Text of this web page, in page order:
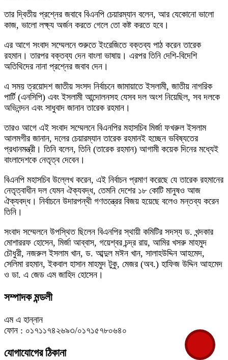
তার দ্বিতীয় প্রশ্নের জবাবে বিএনপি চেয়ারম্যান বলেন, আর যেকোনো ভালো
কাজ, ভালো লক্ষ্য অর্জন করতে গেলে তো কষ্ট করতে হবে।
এর আগে সংবাদ সম্মেলনে শুরুতে ইংরেজিতে বক্তব্য পাঠ করেন তারেক
রহমান। তারপর বক্তব্য দেন বাংলা ভাষায়। এরপর তিনি দেশি-বিদেশি
অতিথিদের নানা প্রশ্নের জবাব দেন।
এ সময় ত্রয়োদশ জাতীয় সংসদ নির্বাচনে জামায়াতে ইসলামী, জাতীয় নাগরিক
পার্টি (এনসিপি) এবং ইসলামী আন্দোলনসহ যেসব দল অংশ নিয়েছিল, সব দলকে
অভিনন্দন এবং সাধুবাদ জানান তারেক রহমান।
তারও আগে এই সংবাদ সম্মেলনে বিএনপির মহাসচিব মির্জা ফখরুল ইসলাম
আলমগীর জানান, দলের চেয়ারম্যান তারেক রহমানই হচ্ছেন ভবিষ্যতের
প্রধানমন্ত্রী। তিনি বলেন, তিনি (তারেক রহমান) আগামী কয়েক দিনের মধ্যেই
বাংলাদেশকে নেতৃত্ব দেবেন।
বিএনপি মহাসচিব উল্লেখ করেন, এই নির্বাচন প্রমাণ করেছে যে তারেক রহমানের
নেতৃত্বাধীন দল যেমন ঐক্যবদ্ধ, তেমনি দেশের ১৮ কোটি মানুষও আজ
ঐক্যবদ্ধ। নির্বাচনে উদারপন্থী গণতন্ত্রের বিজয় হয়েছে বলেও মন্তব্য করেন
তিনি।
সংবাদ সম্মেলনে উপস্থিত ছিলেন বিএনপির স্থায়ী কমিটির সদস্য ড. খন্দকার
মোশাররফ হোসেন, মির্জা আব্বাস, গয়েশ্বর চন্দ্র রায়, আমির খসরু মাহমুদ
চৌধুরী, নজরুল ইসলাম খান, ড. আব্দুল মঈন খান, সালাহউদ্দিন আহমেদ,
সেলিমা রহমান, ইকবাল হাসান মাহমুদ টুকু, মেজর (অব.) হাফিজ উদ্দিন আহমেদ
ও ডা. এ জেড এম জাহিদ হোসেন।
সম্পাদক মন্ডলী
এম এ হান্নান
ফোন : ০১৭১১৭৪২৬৯৩/০১৭১৫৭৮০৬৪০
যোগাযোগের ঠিকানা